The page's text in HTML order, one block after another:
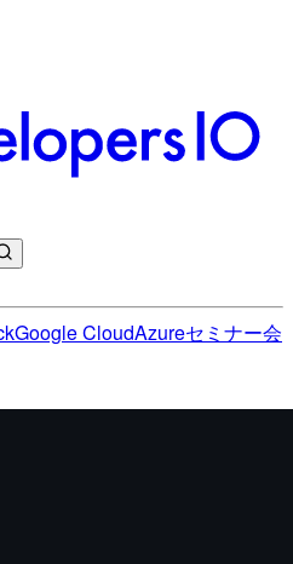
Google CloudAzureセミナー会